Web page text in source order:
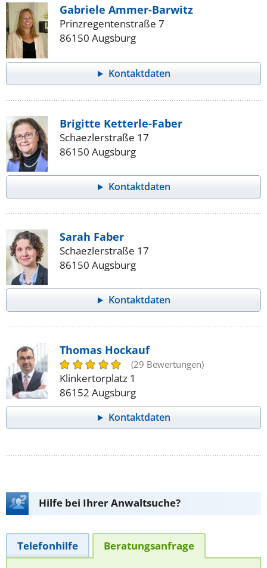
Gabriele Ammer-Barwitz
Prinzregentenstraße 7
86150 Augsburg
Kontaktdaten
Brigitte Ketterle-Faber
Schaezlerstraße 17
86150 Augsburg
Kontaktdaten
Sarah Faber
Schaezlerstraße 17
86150 Augsburg
Kontaktdaten
Thomas Hockauf
(29 Bewertungen)
Klinkertorplatz 1
86152 Augsburg
Kontaktdaten
Hilfe bei Ihrer Anwaltsuche?
Telefonhilfe Beratungsanfrage